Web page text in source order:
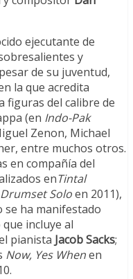
ejecutante de
y
de su juventud,
la que acredita
figuras del calibre de
(en Indo-Pak
Zenon, Michael
entre muchos otros.
en compañía del
enTintal
Soloen 2011),
se ha manifestado
incluye al
pianista Jacob Sacks;
Now, Yes Whenen